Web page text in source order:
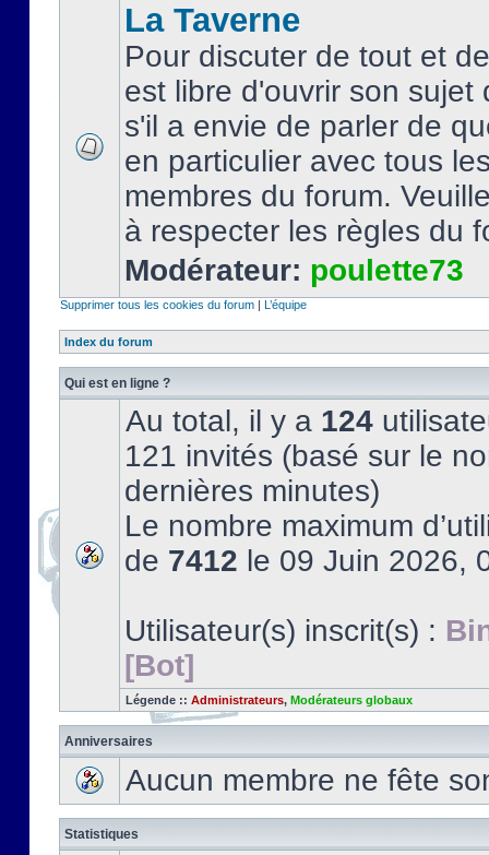
La Taverne
Pour discuter de tout et
est libre d'ouvrir son sujet
s'il a envie de parler de
en particulier avec tous
membres du forum.
à respecter les règles du
Modérateur: poulette73
Supprimer tous les cookies du forum | L’équipe
Index du forum
Qui est en ligne ?
Au total, il y a 124
121 invités (basé sur le
dernières minutes)
Le nombre maximum
de 7412 le 09 Juin 2026,
Utilisateur(s) inscrit(s) :
[Bot]
Légende :: Administrateurs, Modérateurs globaux
Anniversaires
Aucun membre ne fête
Statistiques